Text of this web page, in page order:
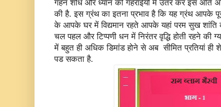
गहन शोध और ध्यान की गहराईयों में उतर कर इस अति
की है. इस ग्रंथ का इतना प्रभाव है कि यह ग्रंथ आपके
के आपके घर में विद्यमान रहते आपके यहां परम सुख शांति
चल पहल और टिप्पणी धन में निरंतर वृद्धि होती रहने की
में बहुत ही अधिक डिमांड होने से अब सीमित प्रतियां ही
पड सकता है.